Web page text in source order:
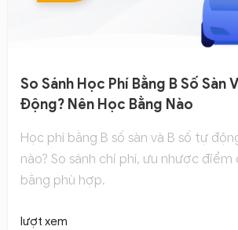
So Sánh Học Phí Bằng B Số Sàn
Động? Nên Học Bằng Nào
Học phí bằng B số sàn và B số tự
nào? So sánh chi phí, ưu nhược điểm
bằng phù hợp.
lượt xem